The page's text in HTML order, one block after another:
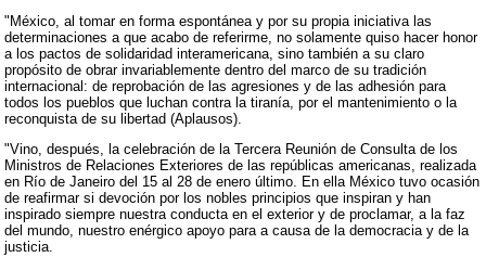
"México, al tomar en forma espontánea y por su propia iniciativa las
determinaciones a que acabo de referirme, no solamente quiso hacer honor
a los pactos de solidaridad interamericana, sino también a su claro
propósito de obrar invariablemente dentro del marco de su tradición
internacional: de reprobación de las agresiones y de las adhesión para
todos los pueblos que luchan contra la tiranía, por el mantenimiento o la
reconquista de su libertad (Aplausos).
"Vino, después, la celebración de la Tercera Reunión de Consulta de los
Ministros de Relaciones Exteriores de las repúblicas americanas, realizada
en Río de Janeiro del 15 al 28 de enero último. En ella México tuvo ocasión
de reafirmar si devoción por los nobles principios que inspiran y han
inspirado siempre nuestra conducta en el exterior y de proclamar, a la faz
del mundo, nuestro enérgico apoyo para a causa de la democracia y de la
justicia.